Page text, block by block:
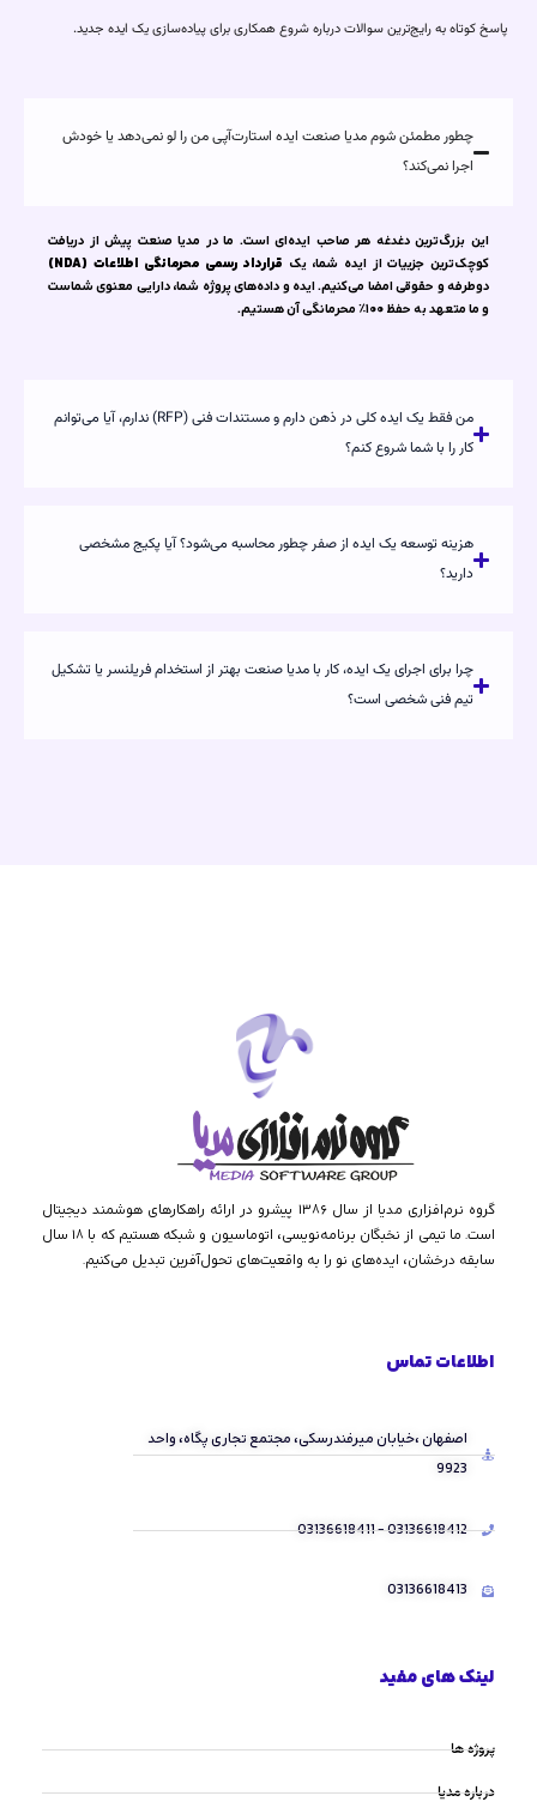
پاسخ کوتاه به رایج‌ترین سوالات درباره شروع همکاری برای پیاده‌سازی یک ایده جدید.
چطور مطمئن شوم مدیا صنعت ایده استارت‌آپی من را لو نمی‌دهد یا خودش
اجرا نمی‌کند؟
این بزرگ‌ترین دغدغه هر صاحب ایده‌ای است. ما در مدیا صنعت پیش از دریافت
کوچک‌ترین جزییات از ایده شما، یک قرارداد رسمی محرمانگی اطلاعات (NDA)
دوطرفه و حقوقی امضا می‌کنیم. ایده و داده‌های پروژه شما، دارایی معنوی شماست
و ما متعهد به حفظ ۱۰۰٪ محرمانگی آن هستیم.
من فقط یک ایده کلی در ذهن دارم و مستندات فنی (RFP) ندارم، آیا می‌توانم
کار را با شما شروع کنم؟
هزینه توسعه یک ایده از صفر چطور محاسبه می‌شود؟ آیا پکیج مشخصی
دارید؟
چرا برای اجرای یک ایده، کار با مدیا صنعت بهتر از استخدام فریلنسر یا تشکیل
تیم فنی شخصی است؟
گروه نرم‌افزاری مدیا از سال ۱۳۸۶ پیشرو در ارائه راهکارهای هوشمند دیجیتال
است. ما تیمی از نخبگان برنامه‌نویسی، اتوماسیون و شبکه هستیم که با ۱۸ سال
سابقه درخشان، ایده‌های نو را به واقعیت‌های تحول‌آفرین تبدیل می‌کنیم.
اطلاعات تماس
اصفهان ،خیابان میرفندرسکی، مجتمع تجاری پگاه، واحد
9923
03136618412 - 03136618411
03136618413
لینک های مفید
پروژه ها
درباره مدیا